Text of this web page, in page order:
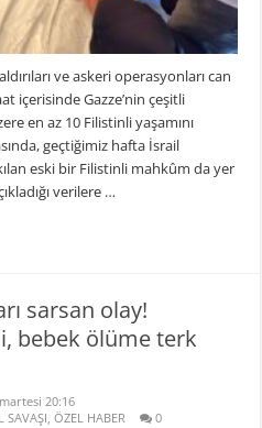
ve askeri operasyonları can
içerisinde Gazze’nin çeşitli
en az 10 Filistinli yaşamını
geçtiğimiz hafta İsrail
eski bir Filistinli mahkûm da yer
verilere …
sarsan olay!
bebek ölüme terk
20:16
SAVAŞI,ÖZEL HABER 0